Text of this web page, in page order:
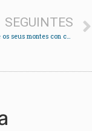
SEGUINTES
Lourido revive os seus montes con carballos e castiñeiros